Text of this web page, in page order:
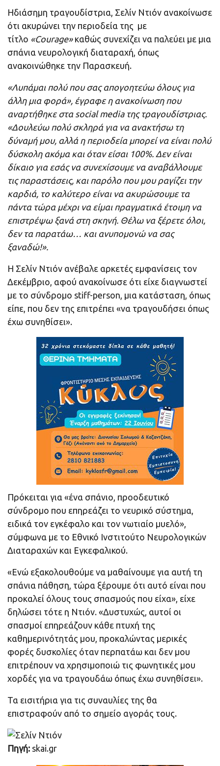
Ηδιάσημη τραγουδίστρια, Σελίν Ντιόν ανακοίνωσε
ότι ακυρώνει την περιοδεία της με
τίτλο «Courage»καθώς συνεχίζει να παλεύει με μια
σπάνια νευρολογική διαταραχή, όπως
ανακοινώθηκε την Παρασκευή.
«Λυπάμαι πολύ που σας απογοητεύω όλους για
άλλη μια φορά», έγραφε η ανακοίνωση που
αναρτήθηκε στα social media της τραγουδίστριας.
«Δουλεύω πολύ σκληρά για να ανακτήσω τη
δύναμή μου, αλλά η περιοδεία μπορεί να είναι πολύ
δύσκολη ακόμα και όταν είσαι 100%. Δεν είναι
δίκαιο για εσάς να συνεχίσουμε να αναβάλλουμε
τις παραστάσεις, και παρόλο που μου ραγίζει την
καρδιά, το καλύτερο είναι να ακυρώσουμε τα
πάντα τώρα μέχρι να είμαι πραγματικά έτοιμη να
επιστρέψω ξανά στη σκηνή. Θέλω να ξέρετε όλοι,
δεν τα παρατάω… και ανυπομονώ να σας
ξαναδώ!».
Η Σελίν Ντιόν ανέβαλε αρκετές εμφανίσεις τον
Δεκέμβριο, αφού ανακοίνωσε ότι είχε διαγνωστεί
με το σύνδρομο stiff-person, μια κατάσταση, όπως
είπε, που δεν της επιτρέπει «να τραγουδήσει όπως
έχω συνηθίσει».
Πρόκειται για «ένα σπάνιο, προοδευτικό
σύνδρομο που επηρεάζει το νευρικό σύστημα,
ειδικά τον εγκέφαλο και τον νωτιαίο μυελό»,
σύμφωνα με το Εθνικό Ινστιτούτο Νευρολογικών
Διαταραχών και Εγκεφαλικού.
«Ενώ εξακολουθούμε να μαθαίνουμε για αυτή τη
σπάνια πάθηση, τώρα ξέρουμε ότι αυτό είναι που
προκαλεί όλους τους σπασμούς που είχα», είχε
δηλώσει τότε η Ντιόν. «Δυστυχώς, αυτοί οι
σπασμοί επηρεάζουν κάθε πτυχή της
καθημερινότητάς μου, προκαλώντας μερικές
φορές δυσκολίες όταν περπατάω και δεν μου
επιτρέπουν να χρησιμοποιώ τις φωνητικές μου
χορδές για να τραγουδάω όπως έχω συνηθίσει».
Τα εισιτήρια για τις συναυλίες της θα
επιστραφούν από το σημείο αγοράς τους.
Πηγή: skai.gr